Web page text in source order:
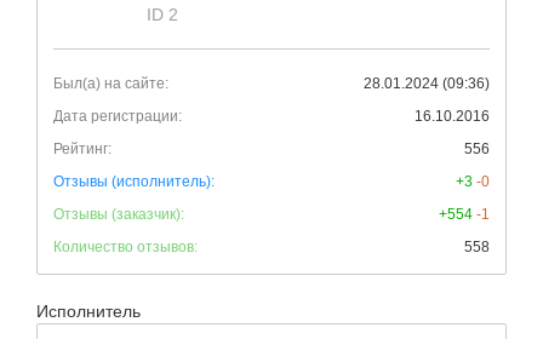
ID 2
Был(а) на сайте:
28.01.2024 (09:36)
Дата регистрации:
16.10.2016
Рейтинг:
556
Отзывы (исполнитель):
+3 -0
Отзывы (заказчик):
+554 -1
Количество отзывов:
558
Исполнитель